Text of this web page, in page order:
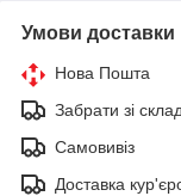
Умови доставки
Нова Пошта
Забрати зі
Самовивіз
Доставка